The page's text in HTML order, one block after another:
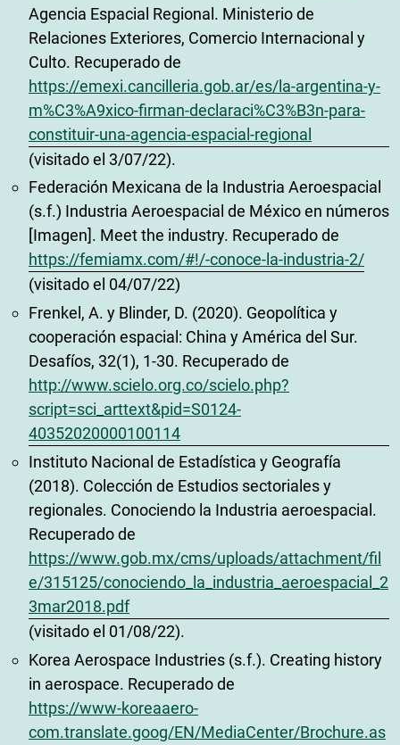
Agencia Espacial Regional. Ministerio de
Relaciones Exteriores, Comercio Internacional y
Culto. Recuperado de
https://emexi.cancilleria.gob.ar/es/la-argentina-y-
m%C3%A9xico-firman-declaraci%C3%B3n-para-
constituir-una-agencia-espacial-regional
(visitado el 3/07/22).
Federación Mexicana de la Industria Aeroespacial
(s.f.) Industria Aeroespacial de México en números
[Imagen]. Meet the industry. Recuperado de
https://femiamx.com/#!/-conoce-la-industria-2/
(visitado el 04/07/22)
Frenkel, A. y Blinder, D. (2020). Geopolítica y
cooperación espacial: China y América del Sur.
Desafíos, 32(1), 1-30. Recuperado de
http://www.scielo.org.co/scielo.php?
script=sci_arttext&pid=S0124-
40352020000100114
Instituto Nacional de Estadística y Geografía
(2018). Colección de Estudios sectoriales y
regionales. Conociendo la Industria aeroespacial.
Recuperado de
https://www.gob.mx/cms/uploads/attachment/fil
e/315125/conociendo_la_industria_aeroespacial_2
3mar2018.pdf
(visitado el 01/08/22).
Korea Aerospace Industries (s.f.). Creating history
in aerospace. Recuperado de
https://www-koreaaero-
com.translate.goog/EN/MediaCenter/Brochure.as